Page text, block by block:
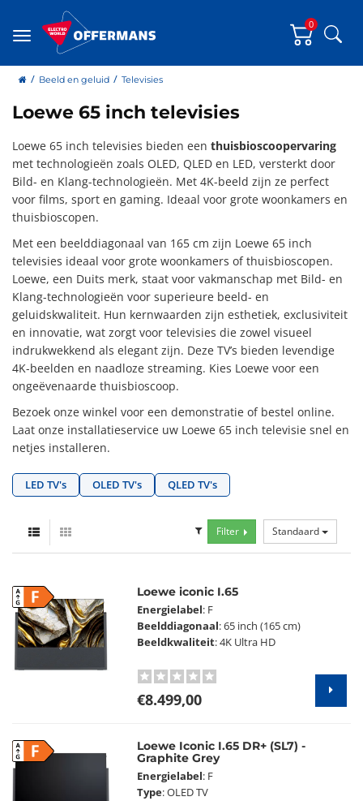
Menu
0
homeBeeld en geluid Televisies
Loewe 65 inch televisies
Loewe 65 inch televisies bieden een thuisbioscoopervaring
met technologieën zoals OLED, QLED en LED, versterkt door
Bild- en Klang-technologieën. Met 4K-beeld zijn ze perfect
voor films, sport en gaming. Ideaal voor grote woonkamers en
thuisbioscopen.
Met een beelddiagonaal van 165 cm zijn Loewe 65 inch
televisies ideaal voor grote woonkamers of thuisbioscopen.
Loewe, een Duits merk, staat voor vakmanschap met Bild- en
Klang-technologieën voor superieure beeld- en
geluidskwaliteit. Hun kernwaarden zijn esthetiek, exclusiviteit
en innovatie, wat zorgt voor televisies die zowel visueel
indrukwekkend als elegant zijn. Deze TV’s bieden levendige
4K-beelden en naadloze streaming. Kies Loewe voor een
ongeëvenaarde thuisbioscoop.
Bezoek onze winkel voor een demonstratie of bestel online.
Laat onze installatieservice uw Loewe 65 inch televisie snel en
netjes installeren.
LED TV's OLED TV's QLED TV's
Filter Standaard
Loewe iconic I.65
Energielabel: F
Beelddiagonaal: 65 inch (165 cm)
Beeldkwaliteit: 4K Ultra HD
€8.499,00
Loewe Iconic I.65 DR+ (SL7) -
Graphite Grey
Energielabel: F
Type: OLED TV